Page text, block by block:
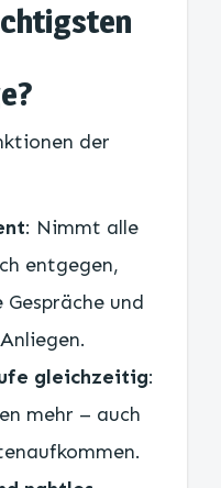
der
: Nimmt alle
entgegen,
und
gleichzeitig:
mehr – auch